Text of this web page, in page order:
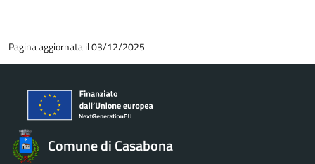
Pagina aggiornata il 03/12/2025
Comune di Casabona